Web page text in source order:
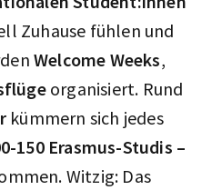
Zuhause fühlen und
Welcome Weeks,
organisiert. Rund
kümmern sich jedes
150 Erasmus-Studis –
Witzig: Das